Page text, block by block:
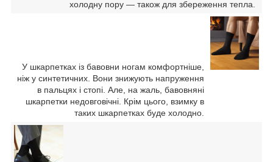
холодну пору — також для збереження тепла.
У шкарпетках із бавовни ногам комфортніше,
ніж у синтетичних. Вони знижують напруження
в пальцях і стопі. Але, на жаль, бавовняні
шкарпетки недовговічні. Крім цього, взимку в
таких шкарпетках буде холодно.